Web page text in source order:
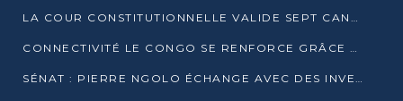
LA COUR CONSTITUTIONNELLE VALIDE SEPT CANDIDATURES POUR LA PRÉSIDENTIELLE
CONNECTIVITÉ LE CONGO SE RENFORCE GRÂCE AU CÂBLE 2AFRICA
SÉNAT : PIERRE NGOLO ÉCHANGE AVEC DES INVESTISSEURS DU NUMÉRIQUE